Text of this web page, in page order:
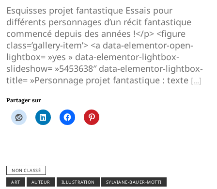
Esquisses projet fantastique Essais pour
différents personnages d’un récit fantastique
commencé depuis des années !</p> <figure
class=’gallery-item’> <a data-elementor-open-
lightbox= »yes » data-elementor-lightbox-
slideshow= »5453638″ data-elementor-lightbox-
title= »Personnage projet fantastique : texte
Partager sur
NON CLASSÉ
ART
AUTEUR ILLUSTRATION SYLVIANE-BAUER-MOTTI